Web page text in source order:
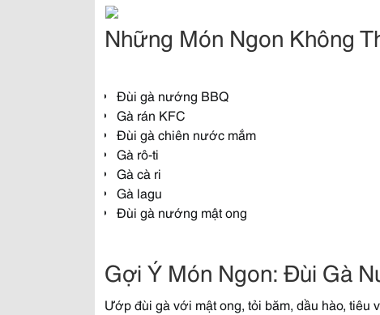
Những Món Ngon Không
Đùi gà nướng BBQ
Gà rán KFC
Đùi gà chiên nước mắm
Gà rô-ti
Gà cà ri
Gà lagu
Đùi gà nướng mật ong
Gợi Ý Món Ngon: Đùi Gà
Ướp đùi gà với mật ong, tỏi băm, dầu hào,